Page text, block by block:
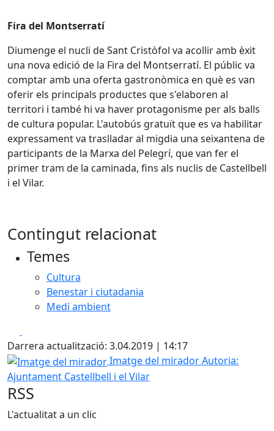
Fira del Montserratí
Diumenge el nucli de Sant Cristòfol va acollir amb èxit
una nova edició de la Fira del Montserratí. El públic va
comptar amb una oferta gastronòmica en què es van
oferir els principals productes que s'elaboren al
territori i també hi va haver protagonisme per als balls
de cultura popular. L'autobús gratuït que es va habilitar
expressament va traslladar al migdia una seixantena de
participants de la Marxa del Pelegrí, que van fer el
primer tram de la caminada, fins als nuclis de Castellbell
i el Vilar.
Contingut relacionat
Temes
Cultura
Benestar i ciutadania
Medi ambient
Darrera actualització: 3.04.2019 | 14:17
Imatge del mirador
Imatge del miradorAutoria:
Ajuntament Castellbell i el Vilar
RSS
L'actualitat a un clic